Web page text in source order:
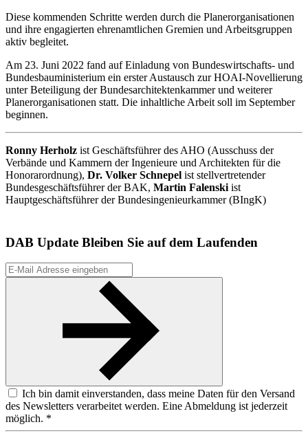
Diese kommenden Schritte werden durch die Planerorganisationen
und ihre engagierten ehrenamtlichen Gremien und Arbeitsgruppen
aktiv begleitet.
Am 23. Juni 2022 fand auf Einladung von Bundeswirtschafts- und
Bundesbauministerium ein erster Austausch zur HOAI-Novellierung
unter Beteiligung der Bundesarchitektenkammer und weiterer
Planerorganisationen statt. Die inhaltliche Arbeit soll im September
beginnen.
Ronny Herholz ist Geschäftsführer des AHO (Ausschuss der
Verbände und Kammern der Ingenieure und Architekten für die
Honorarordnung), Dr. Volker Schnepel ist stellvertretender
Bundesgeschäftsführer der BAK, Martin Falenski ist
Hauptgeschäftsführer der Bundesingenieurkammer (BIngK)
DAB Update Bleiben Sie auf dem Laufenden
Ich bin damit einverstanden, dass meine Daten für den Versand
des Newsletters verarbeitet werden. Eine Abmeldung ist jederzeit
möglich. *